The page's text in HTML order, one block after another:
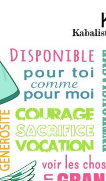
NUMÉROSCOPE
« DOUBLE JE »
LA
LA NUMÉROLOGIE
PRÉNOMS